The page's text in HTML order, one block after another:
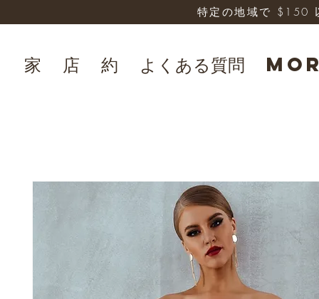
家 店 約 よくある質問
特定の地域で $150